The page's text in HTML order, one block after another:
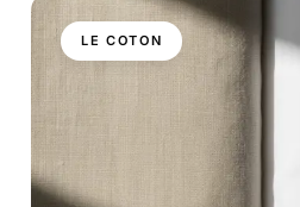
LE COTON